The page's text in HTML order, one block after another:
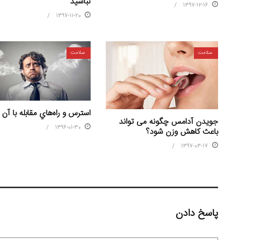
1397-12-16
1397-11-20
سلامت
جویدن آدامس چگونه می تواند
باعث کاهش وزن شود؟
1397-03-17
سلامت
استرس و راه‌هاي مقابله با آن
1396-01-30
پاسخ دادن